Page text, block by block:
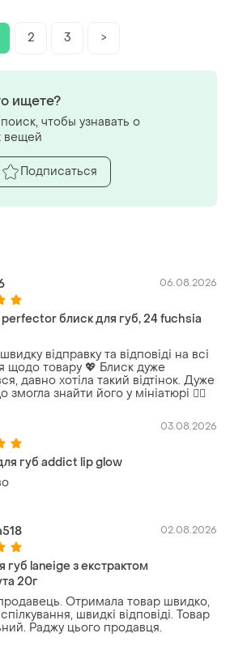
2 3 >
06.08.2026
блиск для губ, 24 fuchsia
відправку та відповіді на всі
щодо товару 💖 Блиск дуже
давно хотіла такий відтінок. Дуже
змогла знайти його у мініатюрі ❤️‍🔥
03.08.2026
губ addict lip glow
02.08.2026
губ laneige з екстрактом
20г
Отримала товар швидко,
швидкі відповіді. Товар
Раджу цього продавця.
ищете?
чтобы узнавать о
вещей
Подписаться